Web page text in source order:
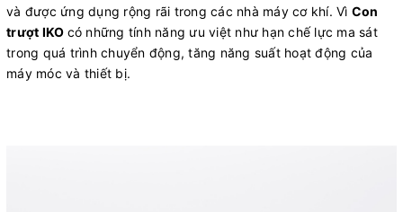
và được ứng dụng rộng rãi trong các nhà máy cơ khí. Vì Con
trượt IKO có những tính năng ưu việt như hạn chế lực ma sát
trong quá trình chuyển động, tăng năng suất hoạt động của
máy móc và thiết bị.